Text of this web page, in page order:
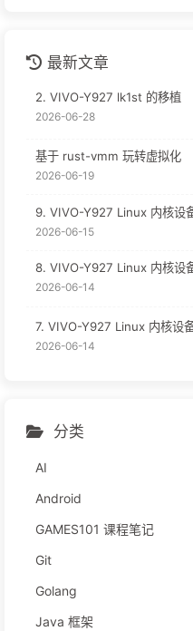
最新文章
2. VIVO-Y927 lk1st 的移植
2026-06-28
基于 rust-vmm 玩转虚拟化
2026-06-19
9. VIVO-Y927 Linux 内核设
2026-06-15
8. VIVO-Y927 Linux 内核设
2026-06-14
7. VIVO-Y927 Linux 内核设
2026-06-14
分类
AI
Android
GAMES101 课程笔记
Git
Golang
Java 框架